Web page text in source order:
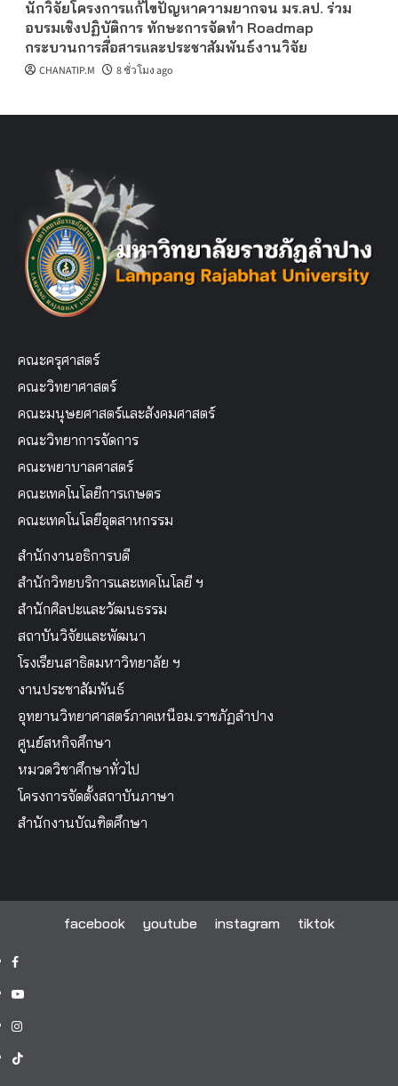
นักวิจัยโครงการแก้ไขปัญหาความยากจน มร.ลป. ร่วม
อบรมเชิงปฏิบัติการ ทักษะการจัดทำ Roadmap
กระบวนการสื่อสารและประชาสัมพันธ์งานวิจัย
CHANATIP.M 8 ชั่วโมง ago
คณะครุศาสตร์
คณะวิทยาศาสตร์
คณะมนุษยศาสตร์และสังคมศาสตร์
คณะวิทยาการจัดการ
คณะพยาบาลศาสตร์
คณะเทคโนโลยีการเกษตร
คณะเทคโนโลยีอุตสาหกรรม
สำนักงานอธิการบดี
สำนักวิทยบริการและเทคโนโลยี ฯ
สำนักศิลปะและวัฒนธรรม
สถาบันวิจัยและพัฒนา
โรงเรียนสาธิตมหาวิทยาลัย ฯ
งานประชาสัมพันธ์
อุทยานวิทยาศาสตร์ภาคเหนือม.ราชภัฏลำปาง
ศูนย์สหกิจศึกษา
หมวดวิชาศึกษาทั่วไป
โครงการจัดตั้งสถาบันภาษา
สำนักงานบัณฑิตศึกษา
facebook youtube instagram tiktok
facebook
youtube
instagram
tiktok